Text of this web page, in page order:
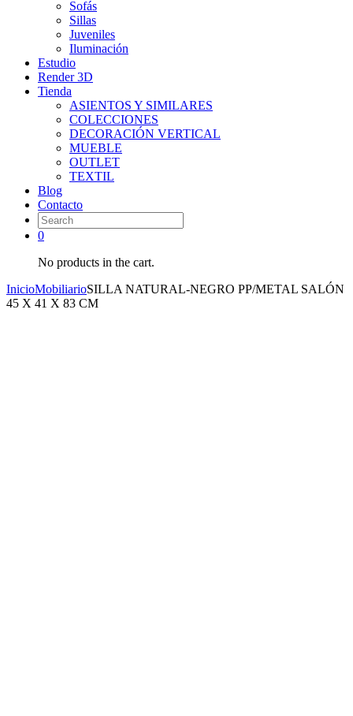
Sofás
Sillas
Juveniles
Iluminación
Estudio
Render 3D
Tienda
ASIENTOS Y SIMILARES
COLECCIONES
DECORACIÓN VERTICAL
MUEBLE
OUTLET
TEXTIL
Blog
Contacto
0
No products in the cart.
InicioMobiliarioSILLA NATURAL-NEGRO PP/METAL SALÓN
45 X 41 X 83 CM